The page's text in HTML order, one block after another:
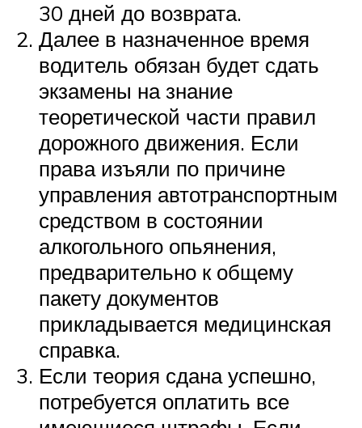
30 дней до возврата.
Далее в назначенное время
водитель обязан будет сдать
экзамены на знание
теоретической части правил
дорожного движения. Если
права изъяли по причине
управления автотранспортным
средством в состоянии
алкогольного опьянения,
предварительно к общему
пакету документов
прикладывается медицинская
справка.
Если теория сдана успешно,
потребуется оплатить все